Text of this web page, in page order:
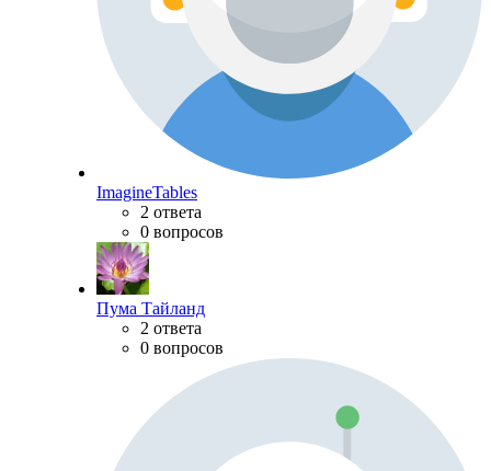
ImagineTables
2 ответа
0 вопросов
Пума Тайланд
2 ответа
0 вопросов